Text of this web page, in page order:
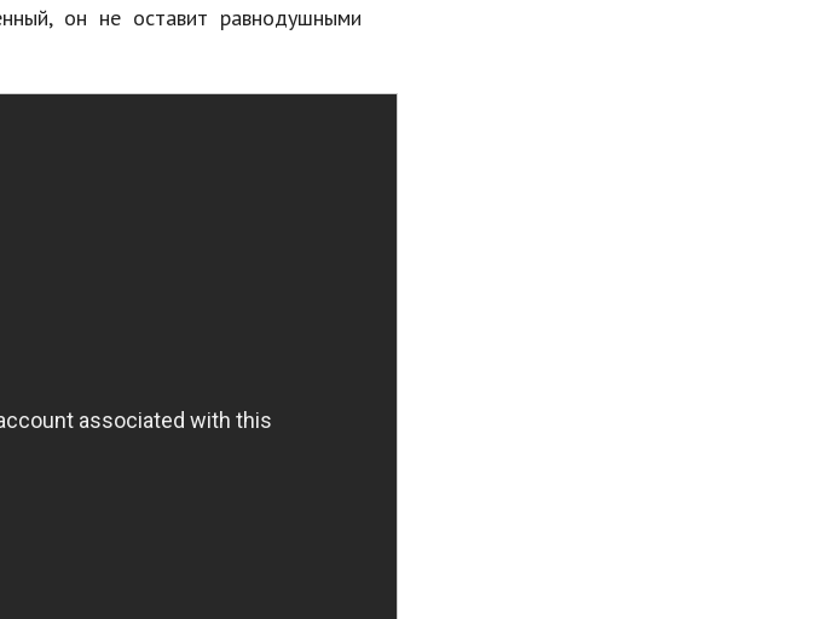
он не оставит равнодушными